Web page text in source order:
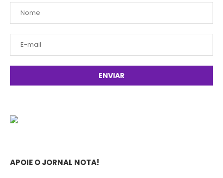
APOIE O JORNAL NOTA!